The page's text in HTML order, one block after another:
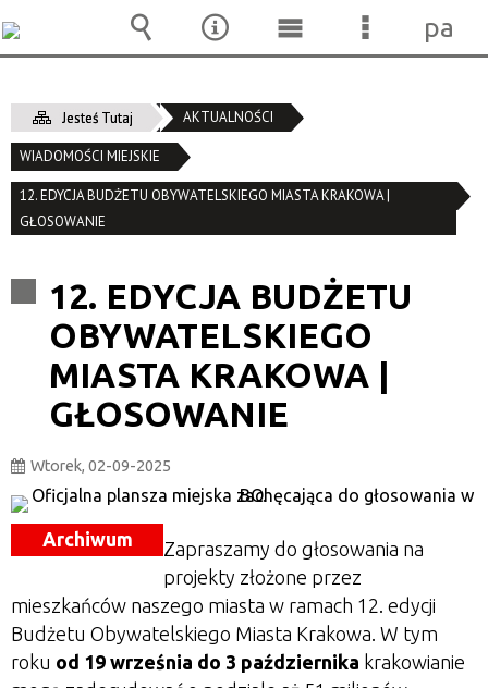
Jesteś Tutaj AKTUALNOŚCI
WIADOMOŚCI MIEJSKIE
12. EDYCJA BUDŻETU OBYWATELSKIEGO MIASTA KRAKOWA |
GŁOSOWANIE
12. EDYCJA BUDŻETU
OBYWATELSKIEGO
MIASTA KRAKOWA |
GŁOSOWANIE
Wtorek, 02-09-2025
Archiwum
Zapraszamy do głosowania na
projekty złożone przez
mieszkańców naszego miasta w ramach 12. edycji
Budżetu Obywatelskiego Miasta Krakowa. W tym
roku od 19 września do 3 października krakowianie
Wyszukiwarka
Narzędzia
MenuMenu